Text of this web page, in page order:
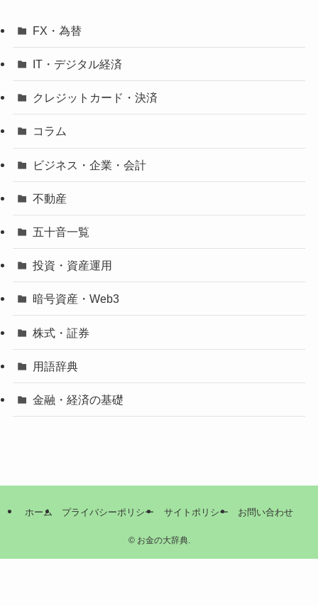
FX・為替
IT・デジタル経済
クレジットカード・決済
コラム
ビジネス・企業・会計
不動産
五十音一覧
投資・資産運用
暗号資産・Web3
株式・証券
用語辞典
金融・経済の基礎
ホーム プライバシーポリシー サイトポリシー お問い合わせ
©お金の大辞典.